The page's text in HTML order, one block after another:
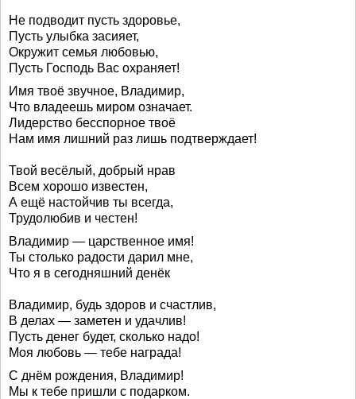
Не подводит пусть здоровье,
Пусть улыбка засияет,
Окружит семья любовью,
Пусть Господь Вас охраняет!
Имя твоё звучное, Владимир,
Что владеешь миром означает.
Лидерство бесспорное твоё
Нам имя лишний раз лишь подтверждает!
Твой весёлый, добрый нрав
Всем хорошо известен,
А ещё настойчив ты всегда,
Трудолюбив и честен!
Владимир — царственное имя!
Ты столько радости дарил мне,
Что я в сегодняшний денёк
Владимир, будь здоров и счастлив,
В делах — заметен и удачлив!
Пусть денег будет, сколько надо!
Моя любовь — тебе награда!
С днём рождения, Владимир!
Мы к тебе пришли с подарком.